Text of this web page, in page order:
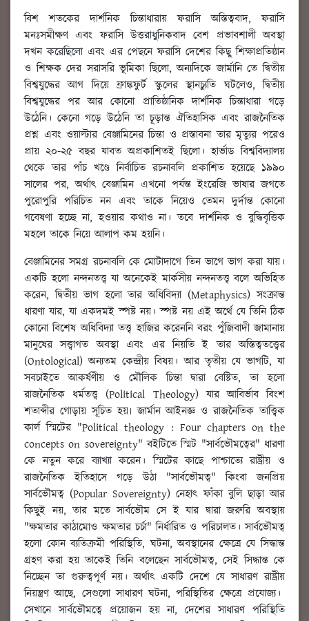
বিশ শতকের দার্শনিক চিন্তাধারায় ফরাসি অস্তিত্ববাদ, ফরাসি
মনঃসমীক্ষণ এবং ফরাসি উত্তরাধুনিকবাদ বেশ প্রভাবশালী অবস্থা
দখন করেছিলো এবং এর পেছনে ফরাসি দেশের কিছু শিক্ষাপ্রতিষ্ঠান
ও শিক্ষক দের সরাসরি ভূমিকা ছিলো, অন্যদিকে জার্মানি তে দ্বিতীয়
বিশ্বযুদ্ধের আগ দিয়ে ফ্রাঙ্কফুর্ট স্কুলের স্থানচ্যুতি ঘটলেও, দ্বিতীয়
বিশ্বযুদ্ধের পর আর কোনো প্রাতিষ্ঠানিক দার্শনিক চিন্তাধারা গড়ে
উঠেনি। কেনো গড়ে উঠেনি তা চূড়ান্ত ঐতিহাসিক এবং রাজনৈতিক
প্রশ্ন এবং ওয়াল্টার বেঞ্জামিনের চিন্তা ও প্রস্তাবনা তার মৃত্যুর পরেও
প্রায় ২০-২৫ বছর যাবত অপ্রকাশিতই ছিলো। হার্ভাড বিশ্ববিদ্যালয়
থেকে তার পাঁচ খণ্ডে নির্বাচিত রচনাবলি প্রকাশিত হয়েছে ১৯৯০
সালের পর, অর্থাৎ বেঞ্জামিন এখনো পর্যন্ত ইংরেজি ভাষার জগতে
পুরোপুরি পরিচিত নন এবং তাকে নিয়েও তেমন দুর্দান্ত কোনো
গবেষণা হচ্ছে না, হওয়ার কথাও না। তবে দার্শনিক ও বুদ্ধিবৃত্তিক
মহলে তাকে নিয়ে আলাপ কম হয়নি।
বেঞ্জামিনের সমগ্র রচনাবলি কে মোটাদাগে তিন ভাগে ভাগ করা যায়।
একটি হলো নন্দনতত্ত্ব যা অনেকেই মার্কসীয় নন্দনতত্ত্ব বলে অভিহিত
করেন, দ্বিতীয় ভাগ হলো তার অধিবিদ্যা (Metaphysics) সংক্রান্ত
ধারণা যার, যা একদমই স্পষ্ট নয়। স্পষ্ট নয় এই অর্থে যে তিনি ঠিক
কোনো বিশেষ অধিবিদ্যা তত্ত্ব হাজির করেননি বরং পুঁজিবাদী জামানায়
মানুষের সত্ত্বাগত অবস্থা এবং এর নিয়তি ই তার অস্তিত্বতত্ত্বের
(Ontological) অন্যতম কেন্দ্রীয় বিষয়। আর তৃতীয় যে ভাগটি, যা
সবচাইতে আকর্ষণীয় ও মৌলিক চিন্তা দ্বারা বেষ্টিত, তা হলো
রাজনৈতিক ধর্মতত্ত্ব (Political Theology) যার আবির্ভাব বিংশ
শতাব্দীর গোড়ায় সূচিত হয়৷ জার্মান আইনজ্ঞ ও রাজনৈতিক তাত্ত্বিক
কার্ল স্মিটের "Political theology : Four chapters on the
concepts on sovereignty" বইটিতে স্মিট "সার্বভৌমত্বের" ধারণা
কে নতুন করে ব্যাখ্যা করেন। স্মিটের কাছে পাশ্চাত্যে রাষ্ট্রীয় ও
রাজনৈতিক ইতিহাসে গড়ে উঠা "সার্বভৌমত্ব" কিংবা জনপ্রিয়
সার্বভৌমত্ব (Popular Sovereignty) নেহাৎ ফাঁকা বুলি ছাড়া আর
কিছুই নয়, তার মতে সার্বভৌম সে ই যার দ্বারা জরুরি অবস্থায়
"ক্ষমতার কাঠামোও ক্ষমতার চর্চা" নির্ধারিত ও পরিচালত। সার্বভৌমত্ব
হলো কোন ব্যতিক্রমী পরিস্থিতি, ঘটনা, অবস্থানের ক্ষেত্রে যে সিদ্ধান্ত
গ্রহণ করা হয় তাকেই তিনি বলেছেন সার্বভৌমত্ব, সেই সিদ্ধান্ত কে
নিচ্ছেন তা গুরুত্বপূর্ণ নয়। অর্থাৎ একটি দেশে যে সাধারণ রাষ্ট্রীয়
নিয়ন্ত্রণ আছে, সেগুলো সাধারণ ঘটনা, পরিস্থিতির ক্ষেত্রে প্রযোজ্য।
সেখানে সার্বভৌমত্বে প্রয়োজন হয় না, দেশের সাধারণ পরিস্থিতি